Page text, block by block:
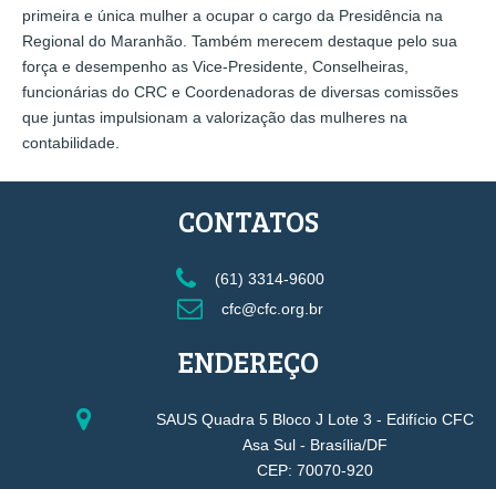
primeira e única mulher a ocupar o cargo da Presidência na
Regional do Maranhão. Também merecem destaque pelo sua
força e desempenho as Vice-Presidente, Conselheiras,
funcionárias do CRC e Coordenadoras de diversas comissões
que juntas impulsionam a valorização das mulheres na
contabilidade.
CONTATOS
(61) 3314-9600
cfc@cfc.org.br
ENDEREÇO
SAUS Quadra 5 Bloco J Lote 3 - Edifício CFC
Asa Sul - Brasília/DF
CEP: 70070-920